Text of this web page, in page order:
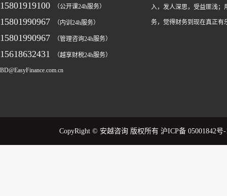
15801919100
（公开课24h服务）
15801990967 （内训24h服务）
15801990967 （管理咨询24h服务）
15618632431 （越享财税24h服务）
BD@EasyFinance.com.cn
入，发人深思，受益匪浅；
务，觉得财务到现在真正有
CopyRight © 安越咨询 版权所有 沪ICP备 05001842号-